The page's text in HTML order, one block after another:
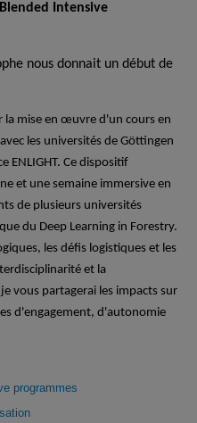
Intensive
nous donnait un début de
la mise en œuvre d'un cours en
les universités de Göttingen
ENLIGHT. Ce dispositif
et une semaine immersive en
de plusieurs universités
du Deep Learning in Forestry.
les défis logistiques et les
et la
vous partagerai les impacts sur
d'engagement, d'autonomie
programmes